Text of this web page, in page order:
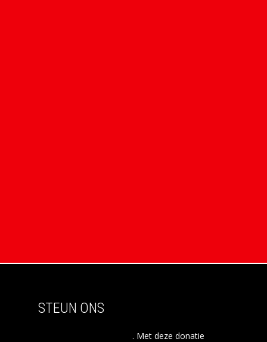
STEUN ONS
. Met deze donatie